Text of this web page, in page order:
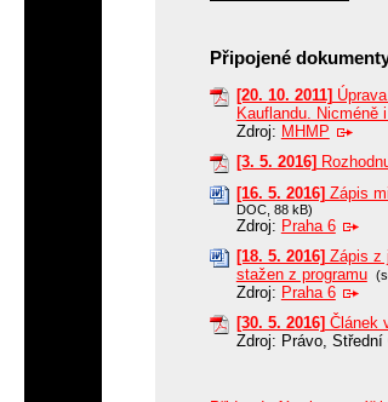
Připojené
[20. 10. 2011]
Kauflandu. Nicméně
Zdroj: MHMP
[3. 5. 2016]
[16. 5. 2016]Zápis
DOC, 88 kB)
Zdroj: Praha 6
[18. 5. 2016] Zápis z
stažen z programu
Zdroj: Praha 6
[30. 5. 2016] Článek
Zdroj: Právo, Střední